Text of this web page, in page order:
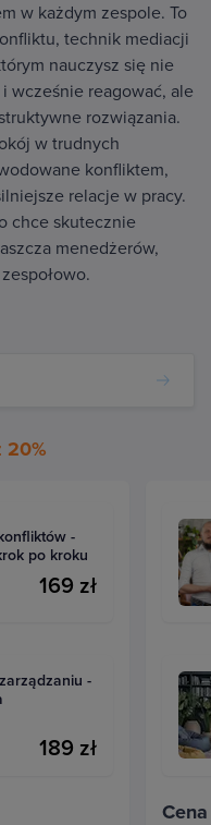
w każdym zespole. To
technik mediacji
nauczysz się nie
wcześnie reagować, ale
rozwiązania.
w trudnych
konfliktem,
relacje w pracy.
chce skutecznie
menedżerów,
20%
-
po kroku
169 zł
-
189 zł